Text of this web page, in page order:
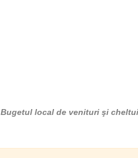
Bugetul local de venituri şi